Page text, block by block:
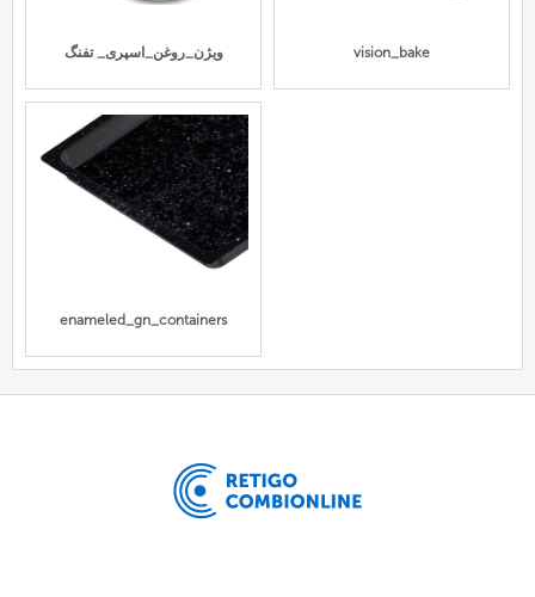
ویژن_روغن_اسپری_ تفنگ vision_bake
enameled_gn_containers